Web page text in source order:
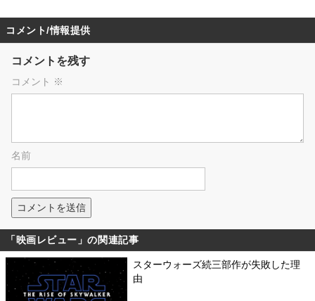
コメント/情報提供
コメントを残す
コメント ※
名前
「映画レビュー」の関連記事
スターウォーズ続三部作が失敗した理
由